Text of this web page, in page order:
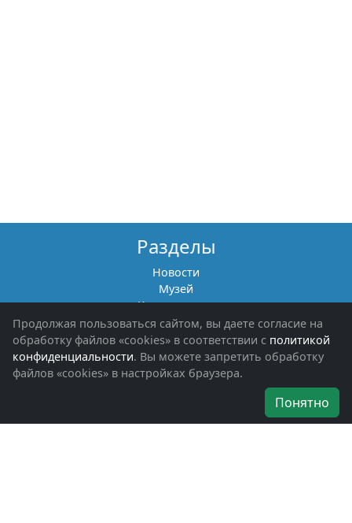
Разделы
Новости
Музей
Книги памяти
Фотоальбомы
Обращения граждан
Помощь участникам СВО и их семьям
Об организации
Наши награды
Продолжая пользоваться сайтом, вы даете согласие на
обработку файлов «cookies» в соответствии с политикой
конфиденциальности. Вы можете запретить обработку
файлов «cookies» в настройках браузера.
Понятно